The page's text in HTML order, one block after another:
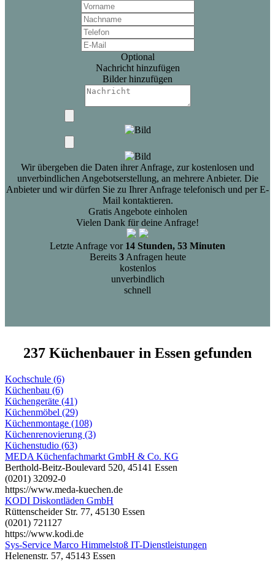
Optional
Nachricht hinzufügen
Bilder hinzufügen
Wir übergeben die Daten ihrer Anfrage, zur kostenlosen und
unverbindlichen Angebotserstellung, an mehrere Anbieter. Die
Anbieter und wir dürfen Sie zu Ihrer Anfrage telefonisch und per E-
Mail kontaktieren.
Gratis Angebote einholen
Vielen Dank für deine Anfrage!
Letzte Anfrage vor 14 Stunden, 53 Minuten
Bereits 3Anfragen heute
kostenlos
unverbindlich
schnell
237 Küchenbauer in Essen gefunden
Kochschule (6)
Küchenbau (6)
Küchengeräte (41)
Küchenmöbel (29)
Küchenmontage (108)
Küchenrenovierung (3)
Küchenstudio (63)
MEDA Küchenfachmarkt GmbH & Co. KG
Berthold-Beitz-Boulevard 520, 45141 Essen
(0201) 32092-0
https://www.meda-kuechen.de
KODI Diskontläden GmbH
Rüttenscheider Str. 77, 45130 Essen
(0201) 721127
https://www.kodi.de
Sys-Service Marco Himmelstoß IT-Dienstleistungen
Helenenstr. 57, 45143 Essen